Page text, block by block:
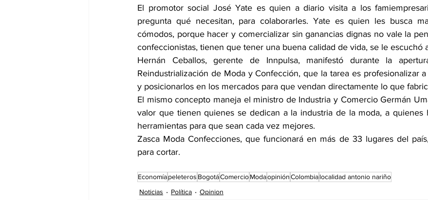
El promotor social José Yate es quien a diario visita a los
pregunta qué necesitan, para colaborarles. Yate es quien les busca
cómodos, porque hacer y comercializar sin ganancias dignas no vale la
confeccionistas, tienen que tener una buena calidad de vida, se le escuchó
Hernán Ceballos, gerente de Innpulsa, manifestó durante la
Reindustrialización de Moda y Confección, que la tarea es profesionalizar a
y posicionarlos en los mercados para que vendan directamente lo que
El mismo concepto maneja el ministro de Industria y Comercio Germán
valor que tienen quienes se dedican a la industria de la moda, a quienes
herramientas para que sean cada vez mejores.
Zasca Moda Confecciones, que funcionará en más de 33 lugares del
para cortar.
Economíapeleteros BogotáComercioModaopiniónColombialocalidad antonio nariño
Noticias
Política Opinion